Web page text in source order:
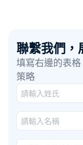
聯繫我們，
填寫右邊的表
策略